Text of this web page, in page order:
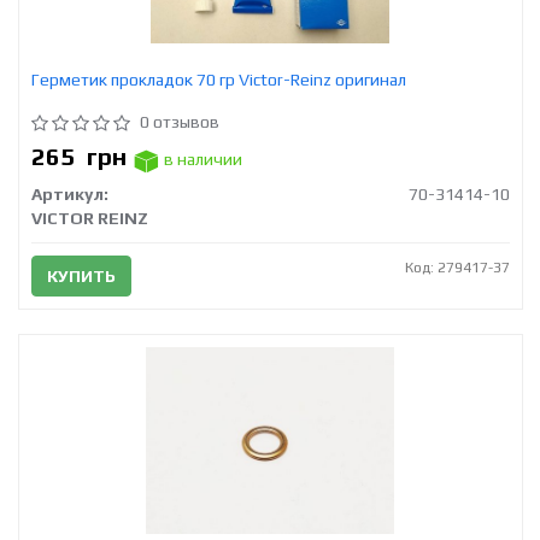
Герметик прокладок 70 гр Victor-Reinz оригинал
0 отзывов
265 грн
в наличии
Артикул:
70-31414-10
VICTOR REINZ
КУПИТЬ Код: 279417-37